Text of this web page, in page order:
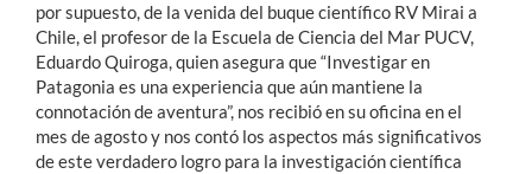
por supuesto, de la venida del buque científico RV Mirai a
Chile, el profesor de la Escuela de Ciencia del Mar PUCV,
Eduardo Quiroga, quien asegura que “Investigar en
Patagonia es una experiencia que aún mantiene la
connotación de aventura”, nos recibió en su oficina en el
mes de agosto y nos contó los aspectos más significativos
de este verdadero logro para la investigación científica